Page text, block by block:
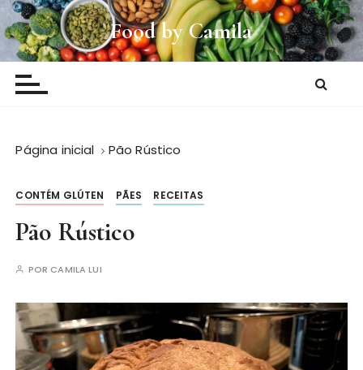
r
Food by Camila
Página inicial Pão Rústico
CONTÉM GLÚTEN PÃES RECEITAS
Pão Rústico
POR CAMILA LUI